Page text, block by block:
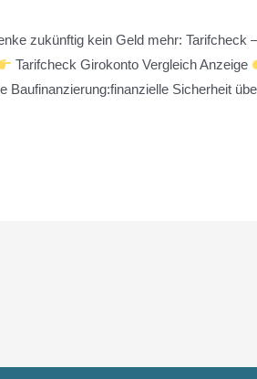
zukünftig kein Geld mehr: Tarifcheck
Tarifcheck Girokonto Vergleich Anzeige
Baufinanzierung:finanzielle Sicherheit